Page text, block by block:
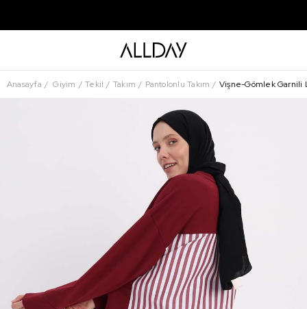
Anasayfa Giyim Tekil Takım Pantolonlu Takım Vişne-Gömlek Garnili